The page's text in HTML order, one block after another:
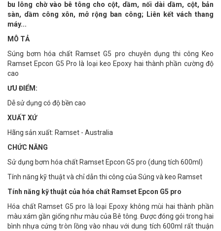
bu lông chờ vào bê tông cho cột, dầm, nối dài dầm, cột, bản
sàn, dầm công xôn, mở rộng ban công; Liên kết vách thang
máy...
MÔ TẢ
Súng bơm hóa chất Ramset G5 pro chuyên dụng thi công Keo
Ramset Epcon G5 Pro là loại keo Epoxy hai thành phần cường độ
cao
ƯU ĐIỂM:
Dễ sử dụng có độ bền cao
XUẤT XỨ
Hãng sản xuất: Ramset - Australia
CHỨC NĂNG
Sử dụng bơm hóa chất Ramset Epcon G5 pro (dung tích 600ml)
Tính năng kỹ thuật và chỉ dẫn thi công của Súng và keo Ramset
Tính năng kỹ thuật của hóa chất Ramset Epcon G5 pro
Hóa chất Ramset G5 pro là loại Epoxy không mùi hai thành phần
màu xám gần giống như màu của Bê tông. Được đóng gói trong hai
bình nhựa cứng tròn lồng vào nhau với dung tích 600ml rất thuận